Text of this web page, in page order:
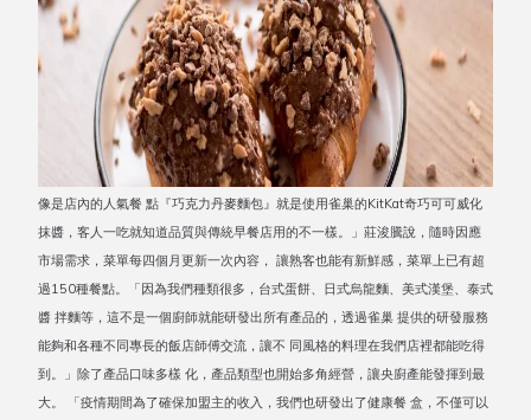
像是店內的人氣餐 點『巧克力丹麥麵包』就是使用雀巢的KitKat奇巧可可威化
抹醬，客人一吃就知道品質與傳統早餐店用的不一樣。」莊浚騰說，隨時因應
市場需求，菜單每四個月更新一次內容， 讓熟客也能有新鮮感，菜單上已有超
過150種餐點。「因為我們種類很多，台式蛋餅、日式烏龍麵、美式漢堡、泰式
醬 拌麵等，這不是一個廚師就能研發出所有產品的，透過雀巢 提供的研發服務
能夠和各種不同專長的飯店師傅交流，讓不 同風格的料理在我們店裡都能吃得
到。」除了產品口味多樣 化，產品類型也開始多角經營，讓央廚產能發揮到最
大。 「疫情期間為了確保加盟主的收入，我們也研發出了健康餐 盒，不僅可以